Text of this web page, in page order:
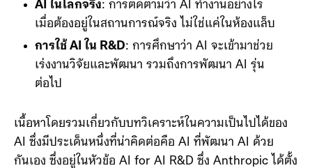
ยืดหยุ่นมากพอที่จะรับมือได้
AI ในโลกจริง: การติดตามว่า AI ทำงานอย่างไร
เมื่อต้องอยู่ในสถานการณ์จริง ไม่ใช่แค่ในห้องแล็บ
การใช้ AI ใน R&D: การศึกษาว่า AI จะเข้ามาช่วย
เร่งงานวิจัยและพัฒนา รวมถึงการพัฒนา AI รุ่น
เนื้อหาโดยรวมเกี่ยวกับบทวิเคราะห์ในความเป็นไปได้ของ